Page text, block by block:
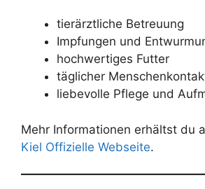
tierärztliche Betreuung
Impfungen und
hochwertiges Futter
täglicher
liebevolle Pflege und
Mehr Informationen erhältst du
Kiel Offizielle Webseite.